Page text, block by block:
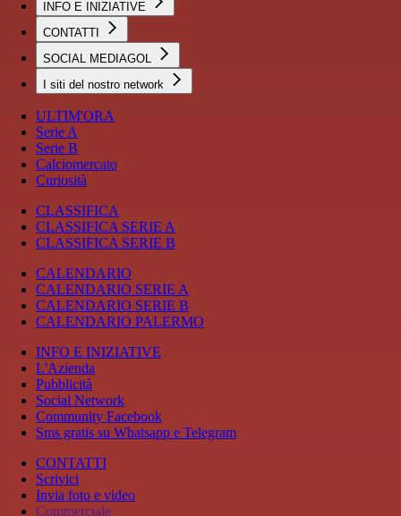
INFO E INIZIATIVE
CONTATTI
SOCIAL MEDIAGOL
I siti del nostro network
ULTIM'ORA
Serie A
Serie B
Calciomercato
Curiosità
CLASSIFICA
CLASSIFICA SERIE A
CLASSIFICA SERIE B
CALENDARIO
CALENDARIO SERIE A
CALENDARIO SERIE B
CALENDARIO PALERMO
INFO E INIZIATIVE
L'Azienda
Pubblicità
Social Network
Community Facebook
Sms gratis su Whatsapp e Telegram
CONTATTI
Scrivici
Invia foto e video
Commerciale